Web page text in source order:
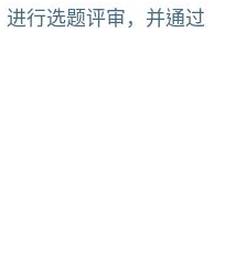
行选题评审，并通过